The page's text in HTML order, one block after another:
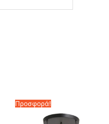
Προσφορά!